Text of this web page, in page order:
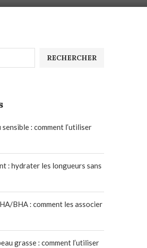
RECHERCHER
: comment l’utiliser
: hydrater les longueurs sans
BHA : comment les associer
grasse : comment l’utiliser